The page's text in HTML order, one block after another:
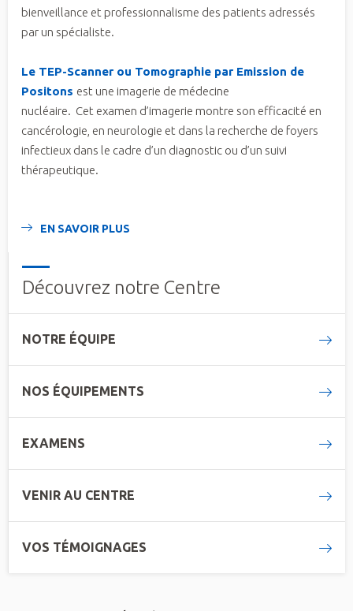
bienveillance et professionnalisme des patients adressés
par un spécialiste.
Le TEP-Scanner ou Tomographie par Emission de
Positons est une imagerie de médecine
nucléaire. Cet examen d’imagerie montre son efficacité en
cancérologie, en neurologie et dans la recherche de foyers
infectieux dans le cadre d’un diagnostic ou d’un suivi
thérapeutique.
EN SAVOIR PLUS
Découvrez notre Centre
NOTRE ÉQUIPE
NOS ÉQUIPEMENTS
EXAMENS
VENIR AU CENTRE
VOS TÉMOIGNAGES